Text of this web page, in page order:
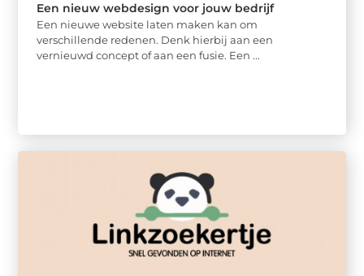
Een nieuw webdesign voor jouw bedrijf
Een nieuwe website laten maken kan om
verschillende redenen. Denk hierbij aan een
vernieuwd concept of aan een fusie. Een ...